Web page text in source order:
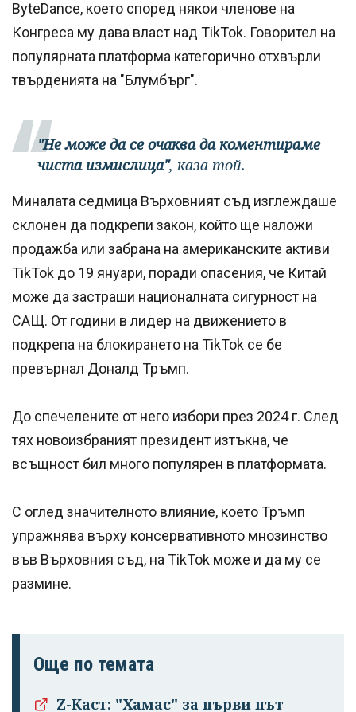
ByteDance, което според някои членове на
Конгреса му дава власт над TikTok. Говорител на
популярната платформа категорично отхвърли
твърденията на "Блумбърг".
"Не може да се очаква да коментираме
чиста измислица", каза той.
Миналата седмица Върховният съд изглеждаше
склонен да подкрепи закон, който ще наложи
продажба или забрана на американските активи
TikTok до 19 януари, поради опасения, че Китай
може да застраши националната сигурност на
САЩ. От години в лидер на движението в
подкрепа на блокирането на TikTok се бе
превърнал Доналд Тръмп.
До спечелените от него избори през 2024 г. След
тях новоизбраният президент изтъкна, че
всъщност бил много популярен в платформата.
С оглед значителното влияние, което Тръмп
упражнява върху консервативното мнозинство
във Върховния съд, на TikTok може и да му се
размине.
Още по темата
Z-Каст: "Хамас" за първи път